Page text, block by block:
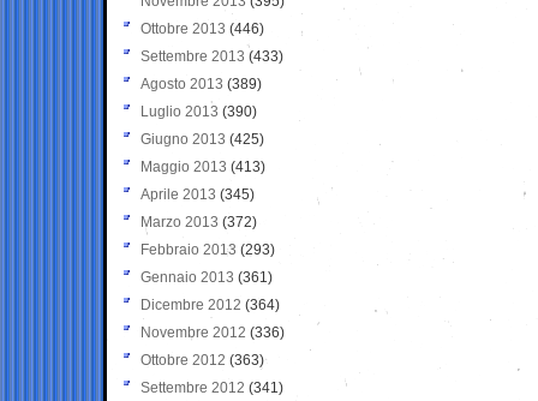
Ottobre 2013 (446)
Settembre 2013 (433)
Agosto 2013 (389)
Luglio 2013 (390)
Giugno 2013 (425)
Maggio 2013 (413)
Aprile 2013 (345)
Marzo 2013 (372)
Febbraio 2013 (293)
Gennaio 2013 (361)
Dicembre 2012 (364)
Novembre 2012 (336)
Ottobre 2012 (363)
Settembre 2012 (341)